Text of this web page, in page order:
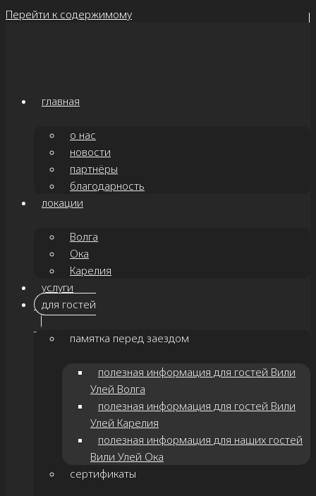
Перейти к содержимому
главная
о нас
новости
партнёры
благодарность
локации
Волга
Ока
Карелия
услуги
для гостей
памятка перед заездом
полезная информация для гостей Вили
Улей Волга
полезная информация для гостей Вили
Улей Карелия
полезная информация для наших гостей
Вили Улей Ока
сертификаты